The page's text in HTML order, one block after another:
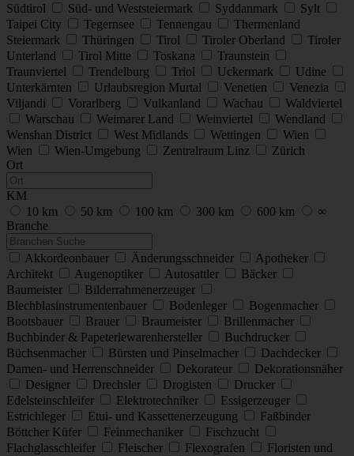
Südtirol
Süd- und Weststeiermark Syddanmark
Sylt
Taipei City
Tegernsee Tennengau
Thermenland
Steiermark
Thüringen Tirol Tiroler Oberland
Tiroler
Unterland
Tirol Mitte Toskana
Traunstein
Traunviertel
Trendelburg Triol Uckermark
Udine
Unterkärnten
Urlaubsregion Murtal Venetien
Venezia
Viljandi
Vorarlberg Vulkanland Wachau
Waldviertel
Warschau
Weimarer Land Weinviertel
Wendland
Wenshan District
West Midlands Wettingen
Wien
Wien
Wien-Umgebung Zentralraum Linz
Zürich
Ort
KM
10 km
50 km 100 km 300 km 600 km
∞
Branche
Akkordeonbauer Änderungsschneider
Apotheker
Architekt
Augenoptiker Autosattler
Bäcker
Baumeister
Bilderrahmenerzeuger
Blechblasinstrumentenbauer
Bodenleger
Bogenmacher
Bootsbauer
Brauer Braumeister
Brillenmacher
Buchbinder & Papeteriewarenhersteller
Buchdrucker
Büchsenmacher
Bürsten und Pinselmacher
Dachdecker
Damen- und Herrenschneider
Dekorateur
Dekorationsnäher
Designer
Drechsler Drogisten
Drucker
Edelsteinschleifer
Elektrotechniker
Essigerzeuger
Estrichleger
Etui- und Kassettenerzeugung
Faßbinder
Böttcher Küfer
Feinmechaniker
Fischzucht
Flachglasschleifer
Fleischer Flexografen
Floristen und